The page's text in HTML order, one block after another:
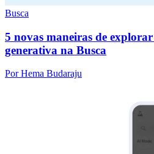
Busca
5 novas maneiras de
generativa na Busca
Por Hema Budaraju